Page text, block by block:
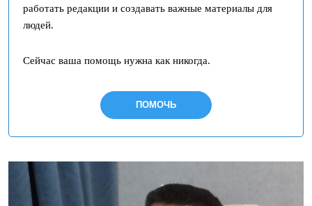
работать редакции и создавать важные материалы для
людей.
Сейчас ваша помощь нужна как никогда.
ПОМОЧЬ